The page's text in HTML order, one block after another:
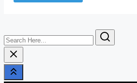
Search
Here...